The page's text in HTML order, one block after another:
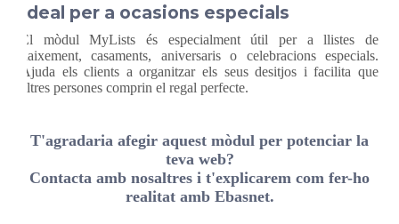
Ideal per a ocasions especials
El mòdul MyLists és especialment útil per a llistes de
naixement, casaments, aniversaris o celebracions especials.
Ajuda els clients a organitzar els seus desitjos i facilita que
altres persones comprin el regal perfecte.
T'agradaria afegir aquest mòdul per potenciar la
teva web?
Contacta amb nosaltres i t'explicarem com fer-ho
realitat amb Ebasnet.